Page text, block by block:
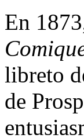
En
libreto
de